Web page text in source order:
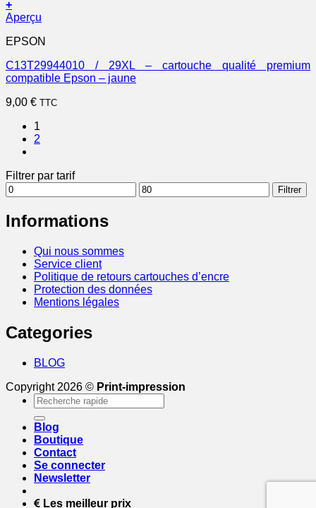
+
Aperçu
EPSON
C13T29944010 / 29XL – cartouche qualité premium
compatible Epson – jaune
9,00 € TTC
1
2
Filtrer par tarif
Prix
min
Prix
max
Filtrer
Informations
Qui nous sommes
Service client
Politique de retours cartouches d’encre
Protection des données
Mentions légales
Categories
BLOG
Copyright 2026 © Print-impression
Recherche
pour :
Blog
Boutique
Contact
Se connecter
Newsletter
Les meilleur prix